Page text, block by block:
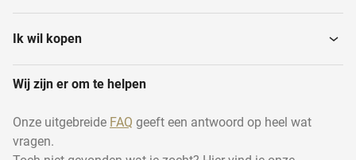
Houtbewerking
Ik wil kopen
Wij zijn er om te helpen
Onze uitgebreide FAQ geeft een antwoord op heel wat
vragen.